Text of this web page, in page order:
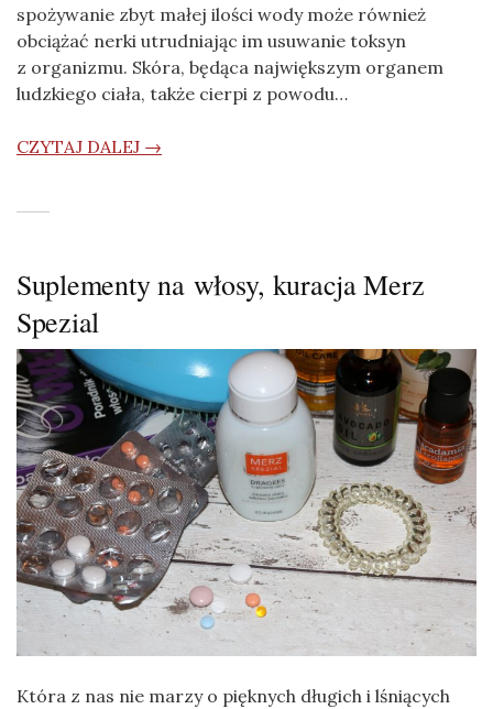
spożywanie zbyt małej ilości wody może również
obciążać nerki utrudniając im usuwanie toksyn
z organizmu. Skóra, będąca największym organem
ludzkiego ciała, także cierpi z powodu…
CZYTAJ DALEJ →
Suplementy na włosy, kuracja Merz
Spezial
Która z nas nie marzy o pięknych długich i lśniących